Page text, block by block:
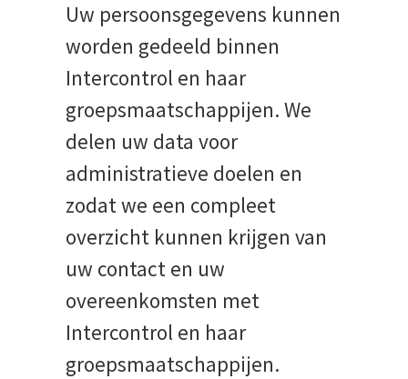
Uw persoonsgegevens kunnen
worden gedeeld binnen
Intercontrol en haar
groepsmaatschappijen. We
delen uw data voor
administratieve doelen en
zodat we een compleet
overzicht kunnen krijgen van
uw contact en uw
overeenkomsten met
Intercontrol en haar
groepsmaatschappijen.